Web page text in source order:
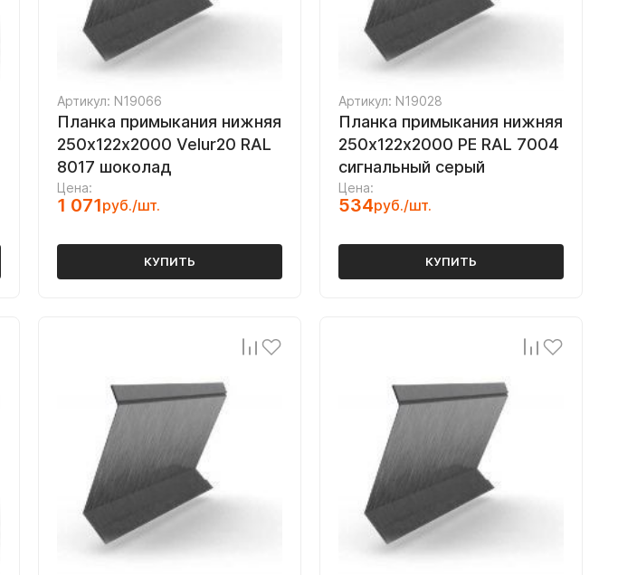
Артикул: N19066
Планка примыкания нижняя
250х122х2000 Velur20 RAL
8017 шоколад
Цена:
1 071руб./шт.
КУПИТЬ
Артикул: N19028
Планка примыкания нижняя
250х122х2000 PE RAL 7004
сигнальный серый
Цена:
534руб./шт.
КУПИТЬ